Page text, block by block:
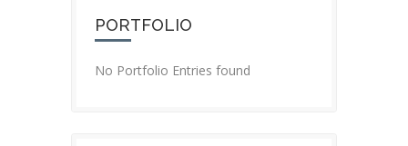
PORTFOLIO
No Portfolio Entries found